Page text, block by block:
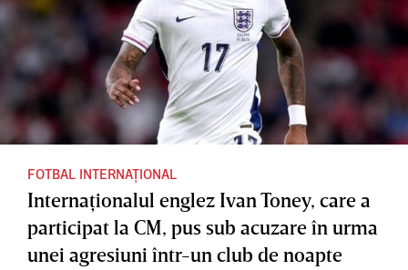
FOTBAL INTERNAȚIONAL
Internaţionalul englez Ivan Toney, care a
participat la CM, pus sub acuzare în urma
unei agresiuni într-un club de noapte